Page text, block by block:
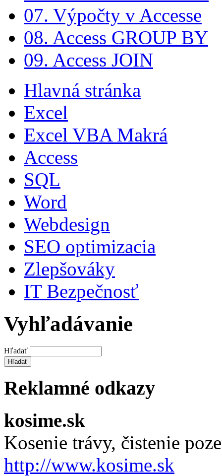
07. Výpočty v Accesse
08. Access GROUP BY
09. Access JOIN
Hlavná stránka
Excel
Excel VBA Makrá
Access
SQL
Word
Webdesign
SEO optimizacia
Zlepšováky
IT Bezpečnosť
Vyhľadávanie
Hľadať
Reklamné odkazy
kosime.sk
Kosenie trávy, čistenie
http://www.kosime.sk